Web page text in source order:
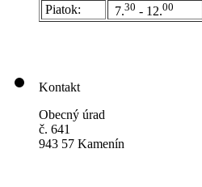
Piatok: 7.30 - 12.00
Kontakt
Obecný úrad
č. 641
943 57 Kamenín